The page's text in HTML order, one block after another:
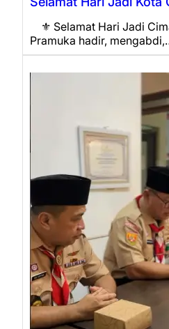
⚜️ Selamat Hari Jadi
Pramuka hadir,